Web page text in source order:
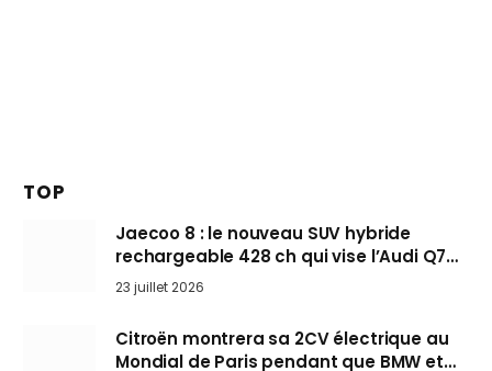
TOP
Jaecoo 8 : le nouveau SUV hybride
rechargeable 428 ch qui vise l’Audi Q7
arrive en Europe cet automne
23 juillet 2026
Citroën montrera sa 2CV électrique au
Mondial de Paris pendant que BMW et